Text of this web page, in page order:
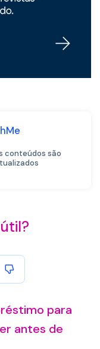
conteúdos são
para
antes de